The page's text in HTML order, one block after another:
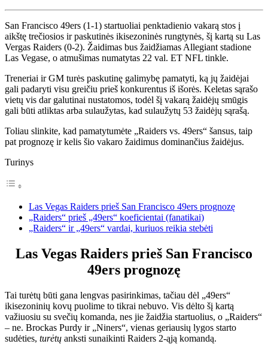
San Francisco 49ers (1-1) startuoliai penktadienio vakarą stos į
aikštę trečiosios ir paskutinės ikisezoninės rungtynės, šį kartą su Las
Vergas Raiders (0-2). Žaidimas bus žaidžiamas Allegiant stadione
Las Vegase, o atmušimas numatytas 22 val. ET NFL tinkle.
Treneriai ir GM turės paskutinę galimybę pamatyti, ką jų žaidėjai
gali padaryti visu greičiu prieš konkurentus iš išorės. Keletas sąrašo
vietų vis dar galutinai nustatomos, todėl šį vakarą žaidėjų smūgis
gali būti atliktas arba sulaužytas, kad sulaužytų 53 žaidėjų sąrašą.
Toliau slinkite, kad pamatytumėte „Raiders vs. 49ers“ šansus, taip
pat prognozę ir kelis šio vakaro žaidimus dominančius žaidėjus.
Turinys
Las Vegas Raiders prieš San Francisco 49ers prognozę
„Raiders“ prieš „49ers“ koeficientai (fanatikai)
„Raiders“ ir „49ers“ vardai, kuriuos reikia stebėti
Las Vegas Raiders prieš San Francisco
49ers prognozę
Tai turėtų būti gana lengvas pasirinkimas, tačiau dėl „49ers“
ikisezoninių kovų puolime to tikrai nebuvo. Vis dėlto šį kartą
važiuosiu su svečių komanda, nes jie žaidžia startuolius, o „Raiders“
– ne. Brockas Purdy ir „Niners“, vienas geriausių lygos starto
sudėties, turėtų anksti sunaikinti Raiders 2-ąją komandą.